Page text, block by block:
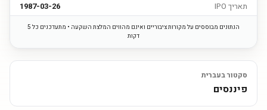
תאריך IPO
1987-03-26
הנתונים מבוססים על מקורות ציבוריים ואינם מהווים המלצת השקעה • מתעדכנים כל 5
דקות
סקטור בעברית
פיננסים